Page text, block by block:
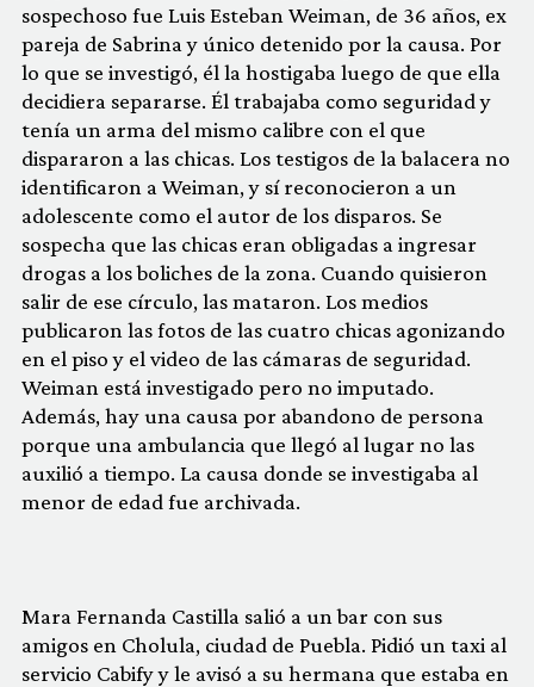
sospechoso fue Luis Esteban Weiman, de 36 años, ex
pareja de Sabrina y único detenido por la causa. Por
lo que se investigó, él la hostigaba luego de que ella
decidiera separarse. Él trabajaba como seguridad y
tenía un arma del mismo calibre con el que
dispararon a las chicas. Los testigos de la balacera no
identificaron a Weiman, y sí reconocieron a un
adolescente como el autor de los disparos. Se
sospecha que las chicas eran obligadas a ingresar
drogas a los boliches de la zona. Cuando quisieron
salir de ese círculo, las mataron. Los medios
publicaron las fotos de las cuatro chicas agonizando
en el piso y el video de las cámaras de seguridad.
Weiman está investigado pero no imputado.
Además, hay una causa por abandono de persona
porque una ambulancia que llegó al lugar no las
auxilió a tiempo. La causa donde se investigaba al
menor de edad fue archivada.
Mara Fernanda Castilla salió a un bar con sus
amigos en Cholula, ciudad de Puebla. Pidió un taxi al
servicio Cabify y le avisó a su hermana que estaba en